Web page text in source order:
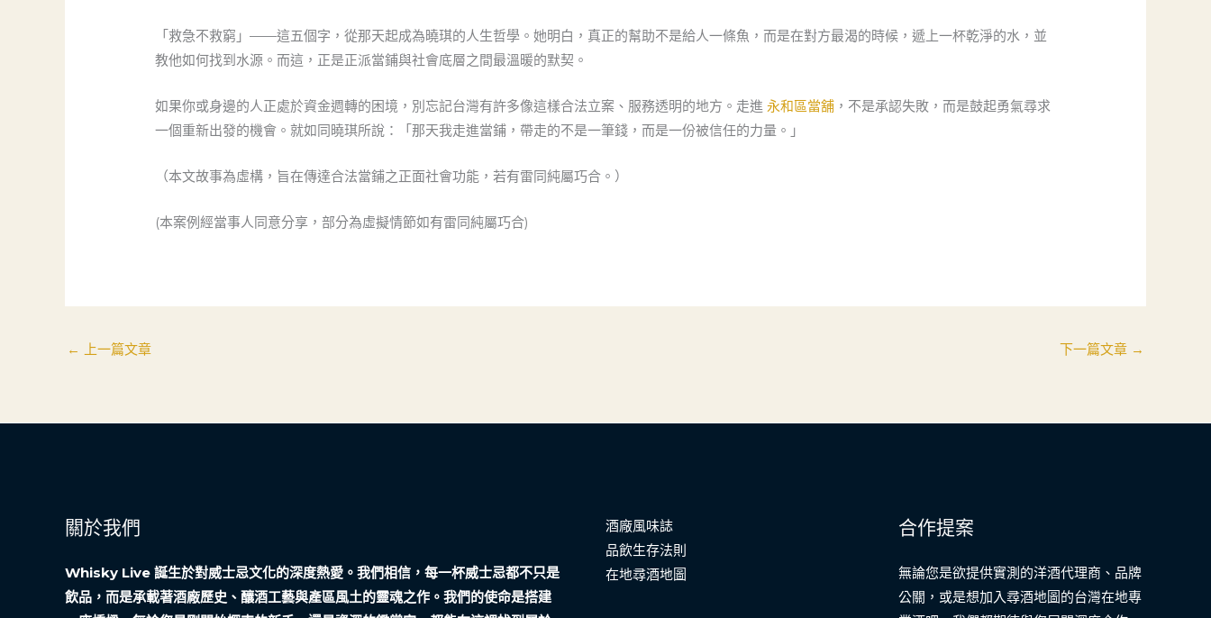
「救急不救窮」——這五個字，從那天起成為曉琪的人生哲學。她明白，真正的幫助不是給人一條魚，而是在對方最渴的時候，遞上一杯乾淨的水，並
教他如何找到水源。而這，正是正派當鋪與社會底層之間最溫暖的默契。
如果你或身邊的人正處於資金週轉的困境，別忘記台灣有許多像這樣合法立案、服務透明的地方。走進永和區當舖 ，不是承認失敗，而是鼓起勇氣尋求
一個重新出發的機會。就如同曉琪所說：「那天我走進當鋪，帶走的不是一筆錢，而是一份被信任的力量。」
（本文故事為虛構，旨在傳達合法當鋪之正面社會功能，若有雷同純屬巧合。）
(本案例經當事人同意分享，部分為虛擬情節如有雷同純屬巧合)
← 上一篇文章 下一篇文章 →
關於我們
Whisky Live 誕生於對威士忌文化的深度熱愛。我們相信，每一杯威士忌都不只是
飲品，而是承載著酒廠歷史、釀酒工藝與產區風土的靈魂之作。我們的使命是搭建
酒廠風味誌
品飲生存法則
在地尋酒地圖
合作提案
無論您是欲提供實測的洋酒代理商、品牌
公關，或是想加入尋酒地圖的台灣在地專